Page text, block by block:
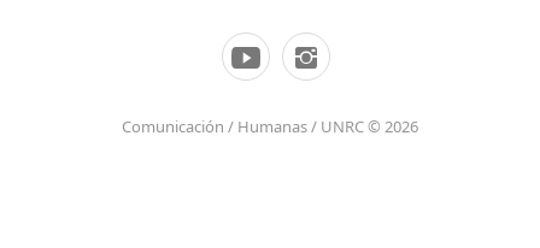
Comunicación / Humanas / UNRC © 2026